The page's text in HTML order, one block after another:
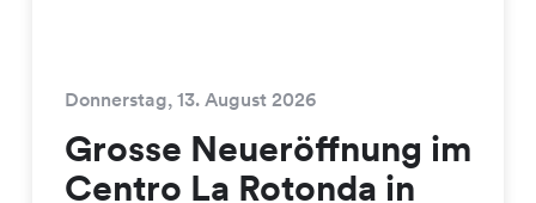
Donnerstag, 13. August 2026
Grosse Neueröffnung im
Centro La Rotonda in